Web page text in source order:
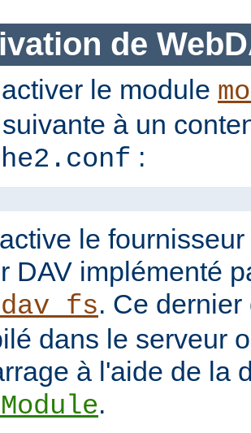
de
le module
à un
:
le
DAV implémenté
. Ce
dans le serveur
à l'aide de la
.